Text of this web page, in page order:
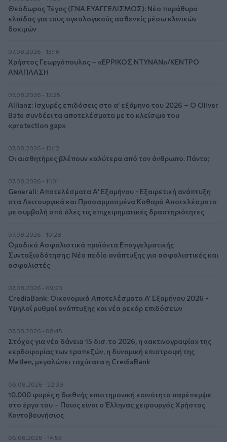
Θεόδωρος Τέγος (ΓΝΑ ΕΥΑΓΓΕΛΙΣΜΟΣ): Νέο παράθυρο
ελπίδας για τους ογκολογικούς ασθενείς μέσω κλινικών
δοκιμών
07.08.2026 - 13:16
Χρήστος Γεωργόπουλος – «ΕΡΡΙΚΟΣ ΝΤΥΝΑΝ»/ΚΕΝΤΡΟ
ΑΝΑΠΛΑΣΗ
07.08.2026 - 12:25
Allianz: Ισχυρές επιδόσεις στο α’ εξάμηνο του 2026 – Ο Oliver
Bäte συνδέει τα αποτελέσματα με το κλείσιμο του
«protection gap»
07.08.2026 - 12:12
Οι αισθητήρες βλέπουν καλύτερα από τον άνθρωπο. Πάντα;
07.08.2026 - 11:01
Generali: Αποτελέσματα Α' Εξαμήνου - Εξαιρετική ανάπτυξη
στα Λειτουργικά και Προσαρμοσμένα Καθαρά Αποτελέσματα
με συμβολή από όλες τις επιχειρηματικές δραστηριότητες
07.08.2026 - 10:28
Ομαδικά Ασφαλιστικά προϊόντα Επαγγελματικής
Συνταξιοδότησης: Νέο πεδίο ανάπτυξης για ασφαλιστικές και
ασφαλιστές
07.08.2026 - 09:23
CrediaBank: Οικονομικά Αποτελέσματα A’ Εξαμήνου 2026 -
Υψηλοί ρυθμοί ανάπτυξης και νέα ρεκόρ επιδόσεων
07.08.2026 - 08:45
Στόχος για νέα δάνεια 15 δισ. το 2026, η «ακτινογραφία» της
κερδοφορίας των τραπεζών, η δυναμική επιστροφή της
Metlen, μεγαλώνει ταχύτατα η CrediaBank
06.08.2026 - 22:39
10.000 φορές η διεθνής επιστημονική κοινότητα παρέπεμψε
στο έργο του – Ποιος είναι ο Έλληνας χειρουργός Χρήστος
Κοντοβουνήσιος
06.08.2026 - 14:55